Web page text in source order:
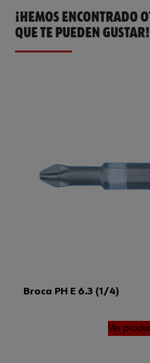
¡HEMOS ENCONTRADO
QUE TE PUEDEN GUSTAR!
Broca PH E 6.3 (1/4)
Ver